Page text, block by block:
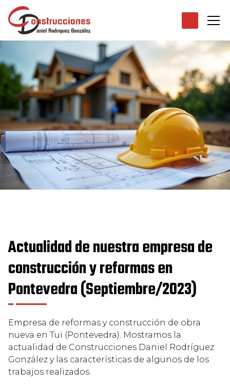
Actualidad de nuestra empresa de
construcción y reformas en
Pontevedra (Septiembre/2023)
Empresa de reformas y construcción de obra
nueva en Tui (Pontevedra). Mostramos la
actualidad de Construcciones Daniel Rodríguez
González y las características de algunos de los
trabajos realizados.